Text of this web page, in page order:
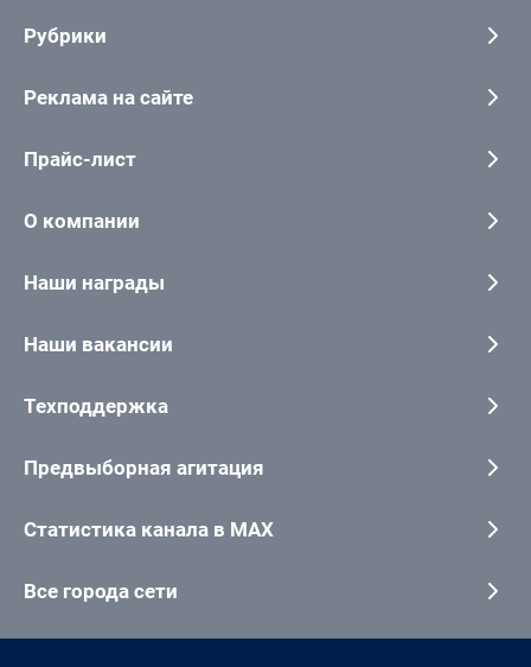
Рубрики
Реклама на сайте
Прайс-лист
О компании
Наши награды
Наши вакансии
Техподдержка
Предвыборная агитация
Статистика канала в MAX
Все города сети